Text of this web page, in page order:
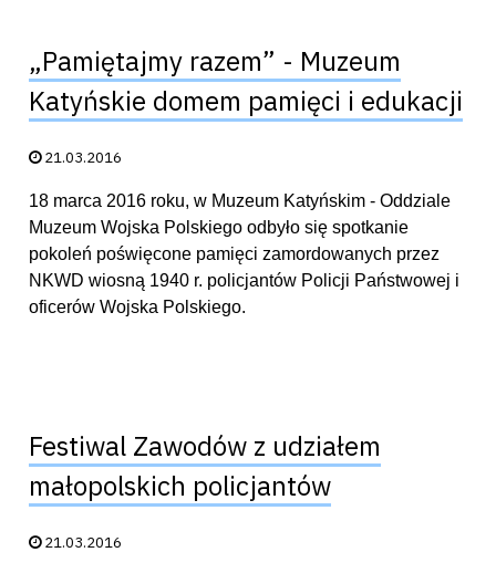
„Pamiętajmy razem” - Muzeum
Katyńskie domem pamięci i edukacji
Data publikacji:
21.03.2016
18 marca 2016 roku, w Muzeum Katyńskim - Oddziale
Muzeum Wojska Polskiego odbyło się spotkanie
pokoleń poświęcone pamięci zamordowanych przez
NKWD wiosną 1940 r. policjantów Policji Państwowej i
oficerów Wojska Polskiego.
Festiwal Zawodów z udziałem
małopolskich policjantów
Data publikacji:
21.03.2016